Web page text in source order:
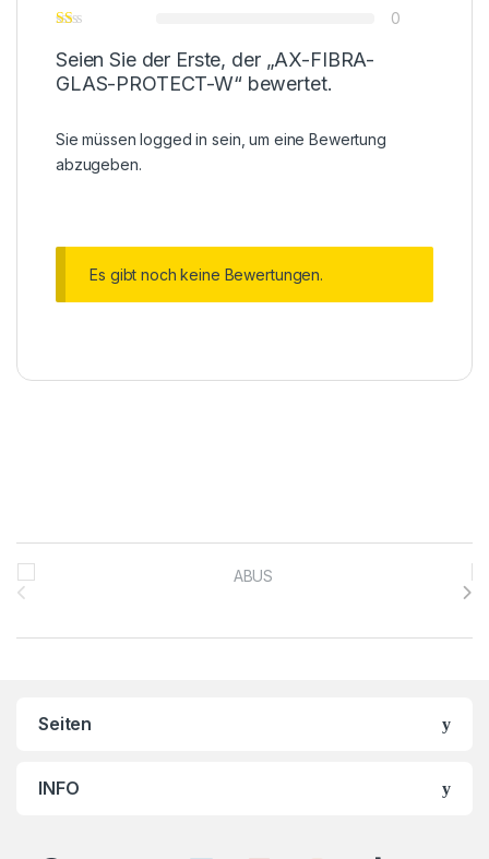
0
Seien Sie der Erste, der „AX-FIBRA-
GLAS-PROTECT-W“ bewertet.
Sie müssenlogged in sein, um eine Bewertung
abzugeben.
Es gibt noch keine Bewertungen.
Brands Carousel
Seiten
INFO